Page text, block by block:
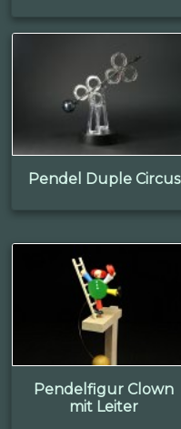
Pendel Duple Circus
Pendelfigur Clown
mit Leiter